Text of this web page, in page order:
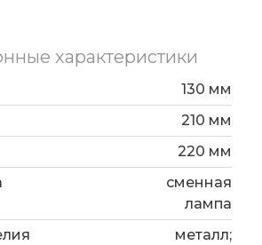
характеристики
130 мм
210 мм
220 мм
сменная
лампа
металл;